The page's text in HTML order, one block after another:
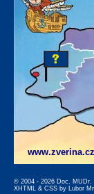
www.zverina.cz
© 2004 - 2026 Doc. MUDr.
XHTML & CSS by Lubor